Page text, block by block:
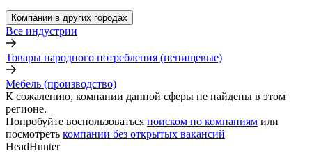
Компании в других городах
Все индустрии
Товары народного потребления (непищевые)
Мебель (производство)
К сожалению, компании данной сферы не найдены в этом
регионе.
Попробуйте воспользоваться поиском по компаниям или
посмотреть компании без открытых вакансий
HeadHunter